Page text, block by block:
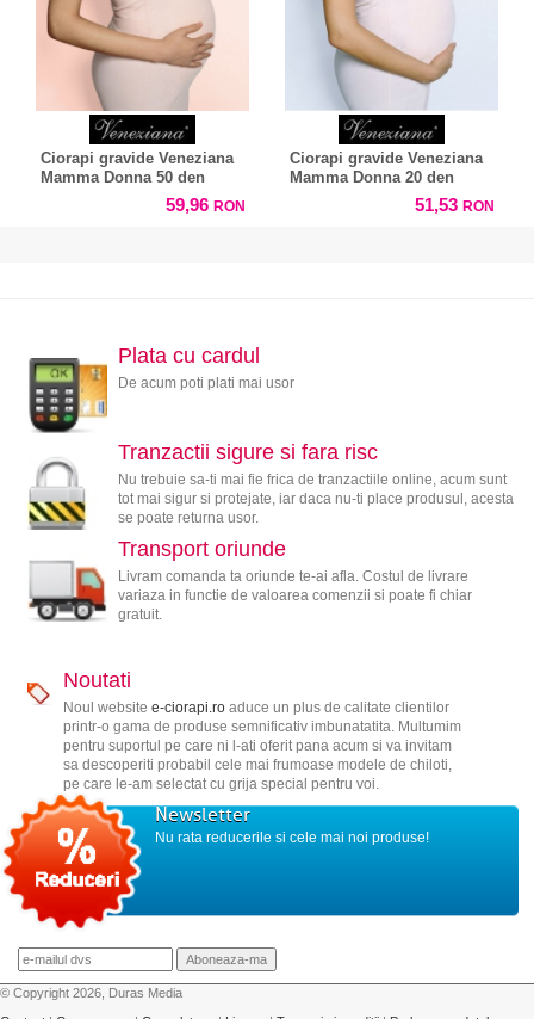
Ciorapi gravide Veneziana
Mamma Donna 50 den
59,96 RON
Ciorapi gravide Veneziana
Mamma Donna 20 den
51,53 RON
Plata cu cardul
De acum poti plati mai usor
Tranzactii sigure si fara risc
Nu trebuie sa-ti mai fie frica de tranzactiile online, acum sunt
tot mai sigur si protejate, iar daca nu-ti place produsul, acesta
se poate returna usor.
Transport oriunde
Livram comanda ta oriunde te-ai afla. Costul de livrare
variaza in functie de valoarea comenzii si poate fi chiar
gratuit.
Noutati
Noul website e-ciorapi.roaduce un plus de calitate clientilor
printr-o gama de produse semnificativ imbunatatita. Multumim
pentru suportul pe care ni l-ati oferit pana acum si va invitam
sa descoperiti probabil cele mai frumoase modele de chiloti,
pe care le-am selectat cu grija special pentru voi.
Newsletter
Nu rata reducerile si cele mai noi produse!
© Copyright 2026, Duras Media